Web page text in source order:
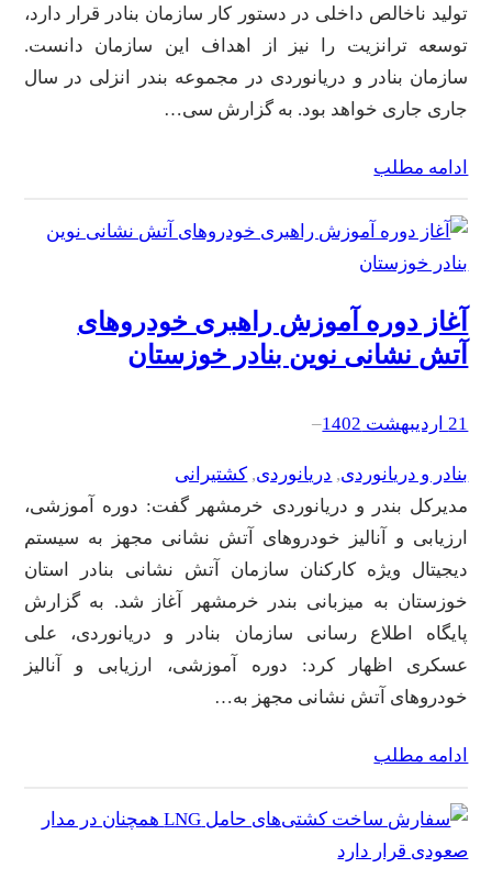
تولید ناخالص داخلی در دستور کار سازمان بنادر قرار دارد،
توسعه ترانزیت را نیز از اهداف این سازمان دانست.
سازمان بنادر و دریانوردی در مجموعه بندر انزلی در سال
جاری جاری خواهد بود. به گزارش سی…
ادامه مطلب
آغاز دوره آموزش راهبری خودروهای
آتش نشانی نوین بنادر خوزستان
21 اردیبهشت 1402 –
بنادر و دریانوردی, دریانوردی, کشتیرانی
مدیرکل بندر و دریانوردی خرمشهر گفت: دوره آموزشی،
ارزیابی و آنالیز خودروهای آتش نشانی مجهز به سیستم
دیجیتال ویژه کارکنان سازمان آتش نشانی بنادر استان
خوزستان به میزبانی بندر خرمشهر آغاز شد. به گزارش
پایگاه اطلاع رسانی سازمان بنادر و دریانوردی، علی
عسکری اظهار کرد: دوره آموزشی، ارزیابی و آنالیز
خودروهای آتش نشانی مجهز به…
ادامه مطلب